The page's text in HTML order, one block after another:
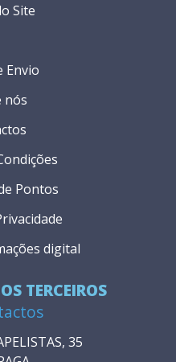
TERCEIROS
35
Envio
nós
Pontos
digital
Site